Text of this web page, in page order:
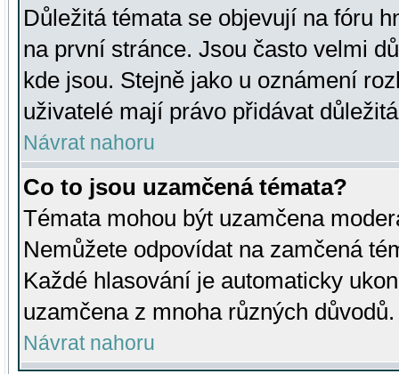
Důležitá témata se objevují na fóru
na první stránce. Jsou často velmi
kde jsou. Stejně jako u oznámení
uživatelé mají právo přidávat
Návrat nahoru
Co to jsou uzamčená témata?
Témata mohou být uzamčena
Nemůžete odpovídat na zamčená
Každé hlasování je automaticky
uzamčena z mnoha různých důvodů.
Návrat nahoru